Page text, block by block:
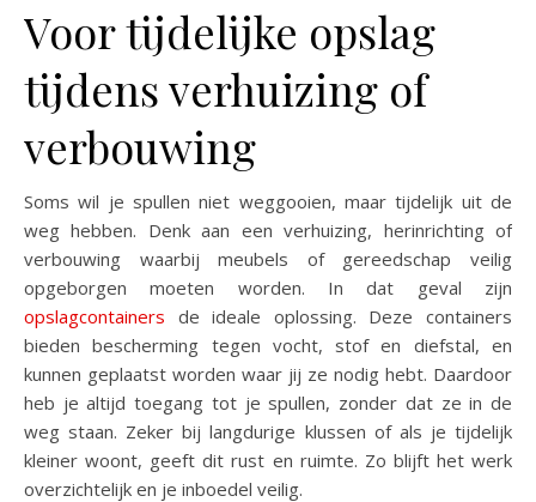
Voor tijdelijke opslag
tijdens verhuizing of
verbouwing
Soms wil je spullen niet weggooien, maar tijdelijk uit de
weg hebben. Denk aan een verhuizing, herinrichting of
verbouwing waarbij meubels of gereedschap veilig
opgeborgen moeten worden. In dat geval zijn
opslagcontainers de ideale oplossing. Deze containers
bieden bescherming tegen vocht, stof en diefstal, en
kunnen geplaatst worden waar jij ze nodig hebt. Daardoor
heb je altijd toegang tot je spullen, zonder dat ze in de
weg staan. Zeker bij langdurige klussen of als je tijdelijk
kleiner woont, geeft dit rust en ruimte. Zo blijft het werk
overzichtelijk en je inboedel veilig.